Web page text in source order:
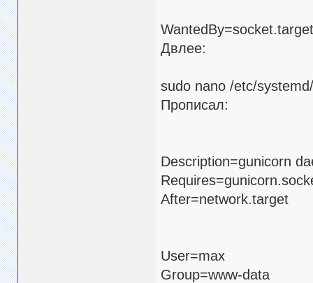
WantedBy=socket.target
Двлее:
sudo nano /etc/
Прописал:
Description=gunicorn
After=network.target
User=max
Group=www-data